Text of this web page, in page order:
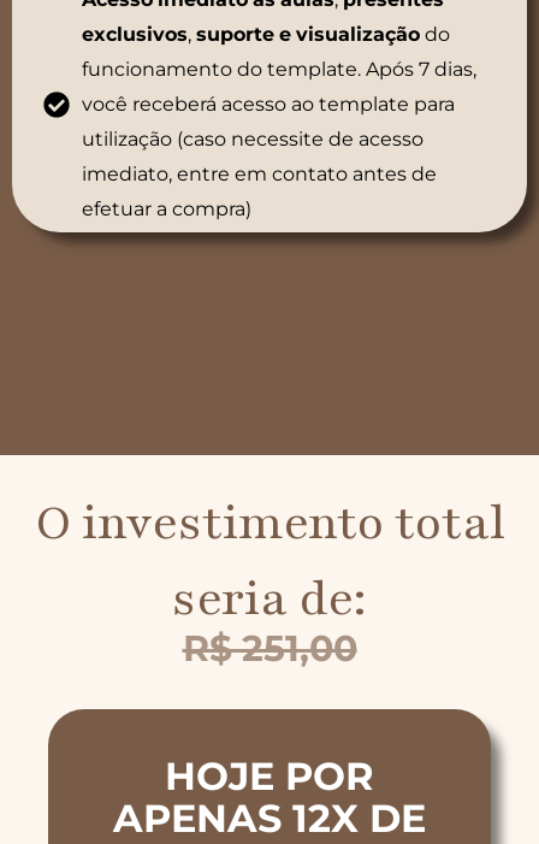
exclusivos,suporte e visualização do
funcionamento do template. Após 7 dias,
você receberá acesso ao template para
utilização (caso necessite de acesso
imediato, entre em contato antes de
efetuar a compra)
O investimento total
seria de:
R$ 251,00
HOJE POR
APENAS 12X DE